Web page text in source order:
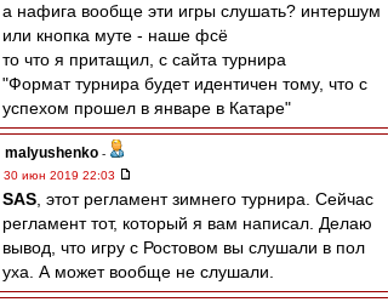
а нафига вообще эти игры слушать? интершум
или кнопка муте - наше фсё
то что я притащил, с сайта турнира
"Формат турнира будет идентичен тому, что с
успехом прошел в январе в Катаре"
malyushenko -
30 июн 2019 22:03
SAS , этот регламент зимнего турнира. Сейчас
регламент тот, который я вам написал. Делаю
вывод, что игру с Ростовом вы слушали в пол
уха. А может вообще не слушали.